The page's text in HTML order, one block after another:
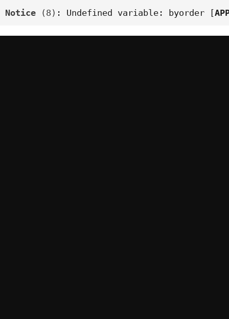
Notice (8) : Undefined variable: byorder [